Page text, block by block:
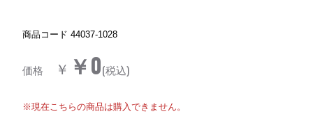
商品コード 44037-1028
価格 ￥ ￥0(税込)
※現在こちらの商品は購入できません。